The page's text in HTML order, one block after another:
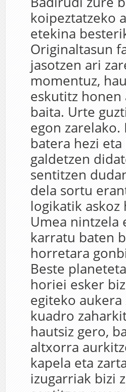
koipeztatzeko
etekina
Originaltasun
jasotzen ari
momentuz,
eskutitz honen
baita. Urte
egon
batera hezi
galdetzen
sentitzen
dela sortu
logikatik askoz
Umea nintzela
karratu baten
horretara
Beste
horiei esker
egiteko aukera
kuadro
hautsiz gero,
altxorra
kapela eta
izugarriak bizi